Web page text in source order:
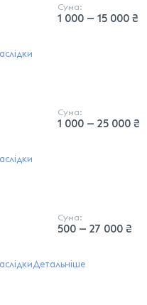
Сума:
1 000 — 15 000 ₴
Сума:
1 000 — 25 000 ₴
Сума:
500 — 27 000 ₴
Детальніше